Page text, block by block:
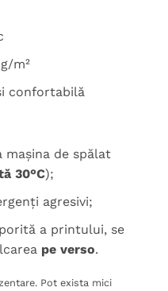
m²
confortabilă
mașina de spălat
30°C);
agresivi;
a printului, se
pe verso.
Pot exista mici